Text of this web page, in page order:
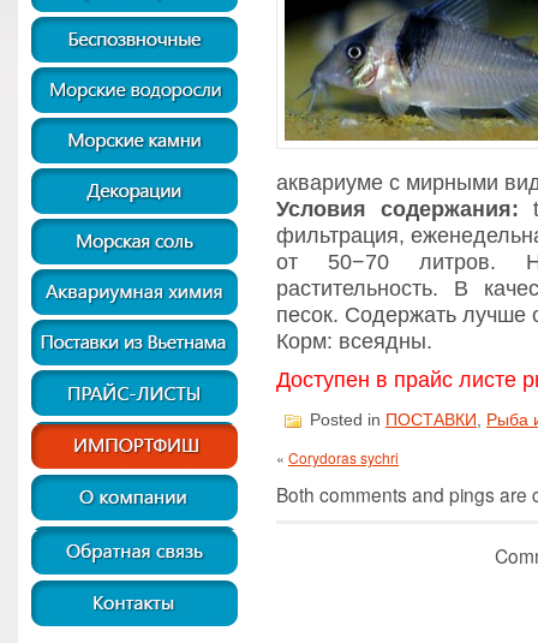
аквариуме с мирными
Условия содержания:
фильтрация,
от 50−70 литров.
растительность. В
песок. Содержать лучше
Корм: всеядны.
Доступен в прайс листе
Posted in ПОСТАВКИ, Рыба
« Corydoras sychri
Both comments and pings are